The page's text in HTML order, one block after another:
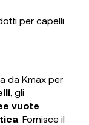
per capelli
da Kmax per
, gli
vuote
. Fornisce il